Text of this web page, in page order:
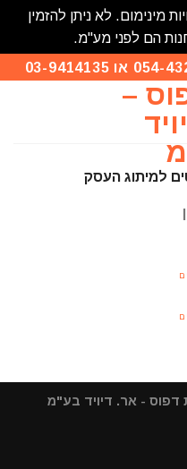
מינימום. לא ניתן להזמין
הם לפני מע"מ.
למיתוג העסק
דפוס - אר. דיויד בע"מ